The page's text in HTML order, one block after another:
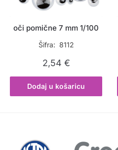
oči pomične 7 mm 1/100
Šifra: 8112
2,54 €
Dodaj u košaricu